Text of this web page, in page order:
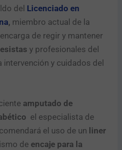
del Licenciado en
, miembro actual de la
de regir y mantener
y profesionales del
intervención y cuidados del
amputado de
el especialista de
el uso de un liner
de encaje para la